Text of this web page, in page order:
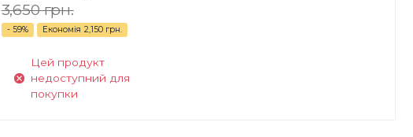
3,650 грн.
- 59% Економія 2,150 грн.
Цей продукт
недоступний для
покупки